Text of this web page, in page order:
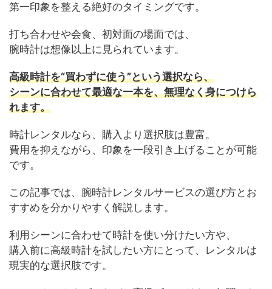
第一印象を整える絶好のタイミングです。
打ち合わせや会食、初対面の場面では、
腕時計は想像以上に見られています。
高級時計を“買わずに使う”という選択なら、
シーンに合わせて最適な一本を、無理なく身につけら
れます。
時計レンタルなら、購入より選択肢は豊富。
費用を抑えながら、印象を一段引き上げることが可能
です。
この記事では、腕時計レンタルサービスの選び方とお
すすめを分かりやすく解説します。
利用シーンに合わせて時計を使い分けたい方や、
購入前に高級時計を試したい方にとって、レンタルは
現実的な選択肢です。